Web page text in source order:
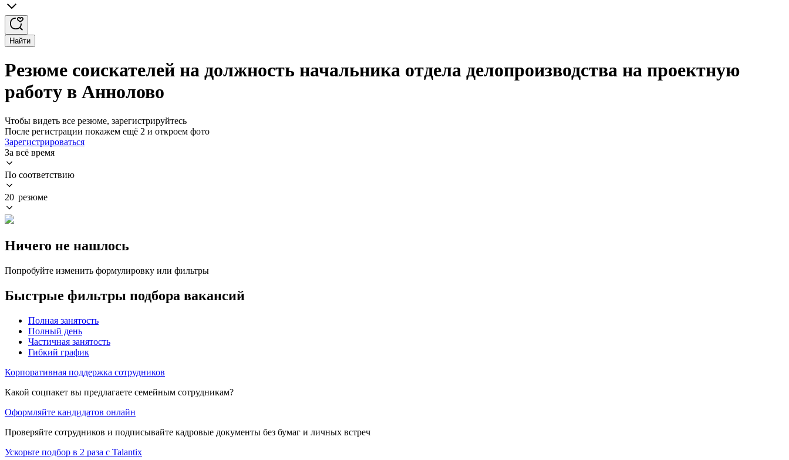
Найти
Резюме соискателей на должность начальника отдела делопроизводства на проектную
работу в Аннолово
Чтобы видеть все резюме, зарегистрируйтесь
После регистрации покажем ещё 2 и откроем фото
Зарегистрироваться
За всё время
По соответствию
20 резюме
Ничего не нашлось
Попробуйте изменить формулировку или фильтры
Быстрые фильтры подбора вакансий
Полная занятость
Полный день
Частичная занятость
Гибкий график
Корпоративная поддержка сотрудников
Какой соцпакет вы предлагаете семейным сотрудникам?
Оформляйте кандидатов онлайн
Проверяйте сотрудников и подписывайте кадровые документы без бумаг и личных встреч
Ускорьте подбор в 2 раза с Talantix